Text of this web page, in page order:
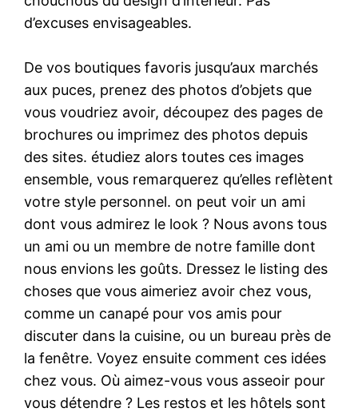
d’excuses envisageables.
De vos boutiques favoris jusqu’aux marchés
aux puces, prenez des photos d’objets que
vous voudriez avoir, découpez des pages de
brochures ou imprimez des photos depuis
des sites. étudiez alors toutes ces images
ensemble, vous remarquerez qu’elles reflètent
votre style personnel. on peut voir un ami
dont vous admirez le look ? Nous avons tous
un ami ou un membre de notre famille dont
nous envions les goûts. Dressez le listing des
choses que vous aimeriez avoir chez vous,
comme un canapé pour vos amis pour
discuter dans la cuisine, ou un bureau près de
la fenêtre. Voyez ensuite comment ces idées
chez vous. Où aimez-vous vous asseoir pour
vous détendre ? Les restos et les hôtels sont